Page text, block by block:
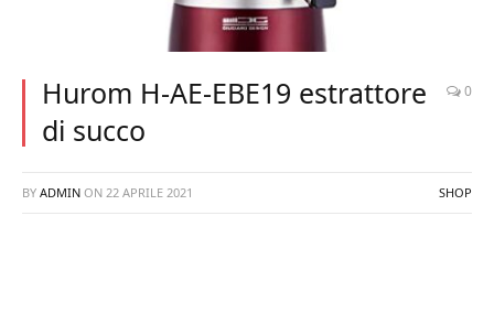
Hurom H-AE-EBE19 estrattore
di succo
0
BY ADMIN ON 22 APRILE 2021 SHOP